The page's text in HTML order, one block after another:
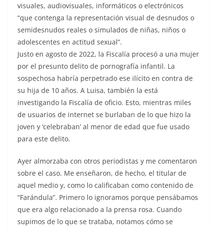
visuales, audiovisuales, informáticos o electrónicos
“que contenga la representación visual de desnudos o
semidesnudos reales o simulados de niñas, niños o
adolescentes en actitud sexual”.
Justo en agosto de 2022, la Fiscalía procesó a una mujer
por el presunto delito de pornografía infantil. La
sospechosa habría perpetrado ese ilícito en contra de
su hija de 10 años. A Luisa, también la está
investigando la Fiscalía de oficio. Esto, mientras miles
de usuarios de internet se burlaban de lo que hizo la
joven y ‘celebraban’ al menor de edad que fue usado
para este delito.
Ayer almorzaba con otros periodistas y me comentaron
sobre el caso. Me enseñaron, de hecho, el titular de
aquel medio y, como lo calificaban como contenido de
“Farándula”. Primero lo ignoramos porque pensábamos
que era algo relacionado a la prensa rosa. Cuando
supimos de lo que se trataba, notamos cómo se